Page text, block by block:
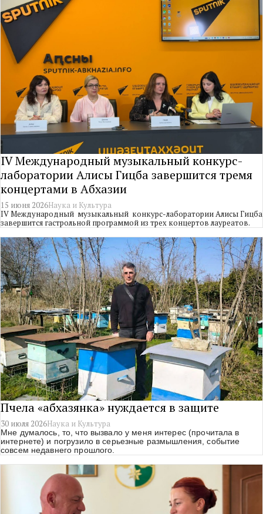
IV Международный музыкальный конкурс-
лаборатории Алисы Гицба завершится тремя
концертами в Абхазии
15 июня 2026Наука и Культура
IV Международный музыкальный конкурс-лаборатории Алисы Гицба
завершится гастрольной программой из трех концертов лауреатов.
Пчела «абхазянка» нуждается в защите
30 июля 2026Наука и Культура
Мне думалось, то, что вызвало у меня интерес (прочитала в
интернете) и погрузило в серьезные размышления, событие
совсем недавнего прошлого.